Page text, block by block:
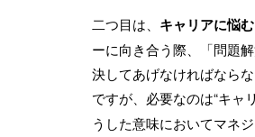
二つ目は、 キャリアに悩
ーに向き合う際、「問題
決してあげなければなら
ですが、必要なのは“キャ
うした意味においてマネ